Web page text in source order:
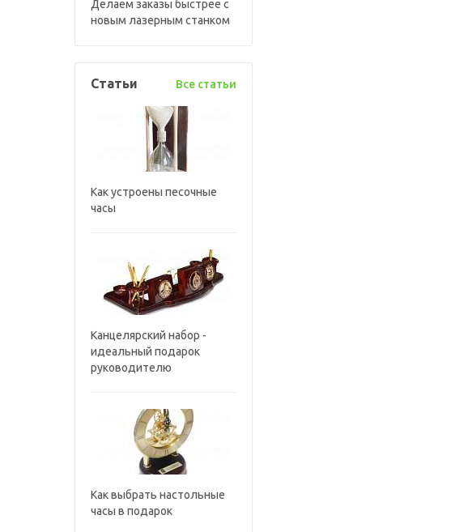
Делаем заказы быстрее с
новым лазерным станком
Статьи Все статьи
Как устроены песочные
часы
Канцелярский набор -
идеальный подарок
руководителю
Как выбрать настольные
часы в подарок